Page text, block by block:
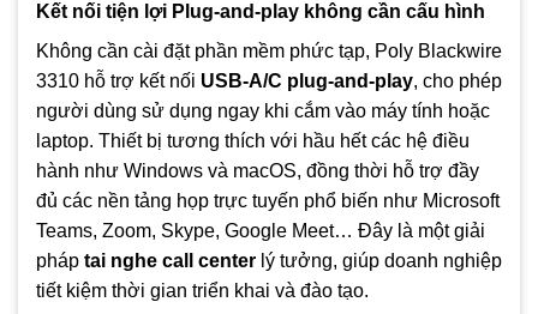
Kết nối tiện lợi Plug-and-play không cần cấu hình
Không cần cài đặt phần mềm phức tạp, Poly Blackwire
3310 hỗ trợ kết nối USB-A/C plug-and-play, cho phép
người dùng sử dụng ngay khi cắm vào máy tính hoặc
laptop. Thiết bị tương thích với hầu hết các hệ điều
hành như Windows và macOS, đồng thời hỗ trợ đầy
đủ các nền tảng họp trực tuyến phổ biến như Microsoft
Teams, Zoom, Skype, Google Meet… Đây là một giải
pháp tai nghe call center lý tưởng, giúp doanh nghiệp
tiết kiệm thời gian triển khai và đào tạo.